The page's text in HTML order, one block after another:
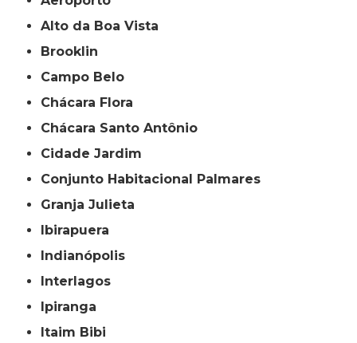
Alto da Boa Vista
Brooklin
Campo Belo
Chácara Flora
Chácara Santo Antônio
Cidade Jardim
Conjunto Habitacional Palmares
Granja Julieta
Ibirapuera
Indianópolis
Interlagos
Ipiranga
Itaim Bibi